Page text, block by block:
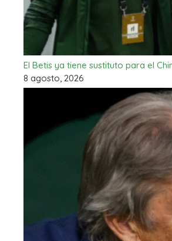
El Betis ya tiene sustituto para el
8 agosto, 2026